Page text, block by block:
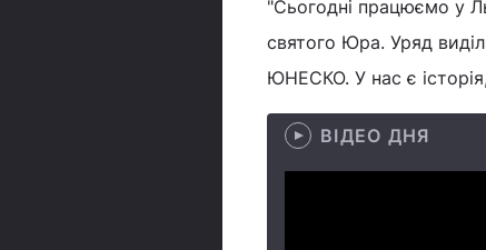
"Сьогодні працюємо у
святого Юра. Уряд
ЮНЕСКО. У нас є
ВІДЕО ДНЯ